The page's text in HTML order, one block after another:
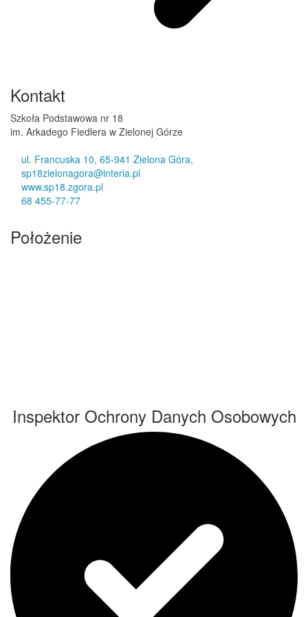
Kontakt
Szkoła Podstawowa nr 18
im. Arkadego Fiedlera w Zielonej Górze
ul. Francuska 10, 65-941 Zielona Góra,
sp18zielonagora@interia.pl
www.sp18.zgora.pl
68 455-77-77
Położenie
Inspektor Ochrony Danych Osobowych